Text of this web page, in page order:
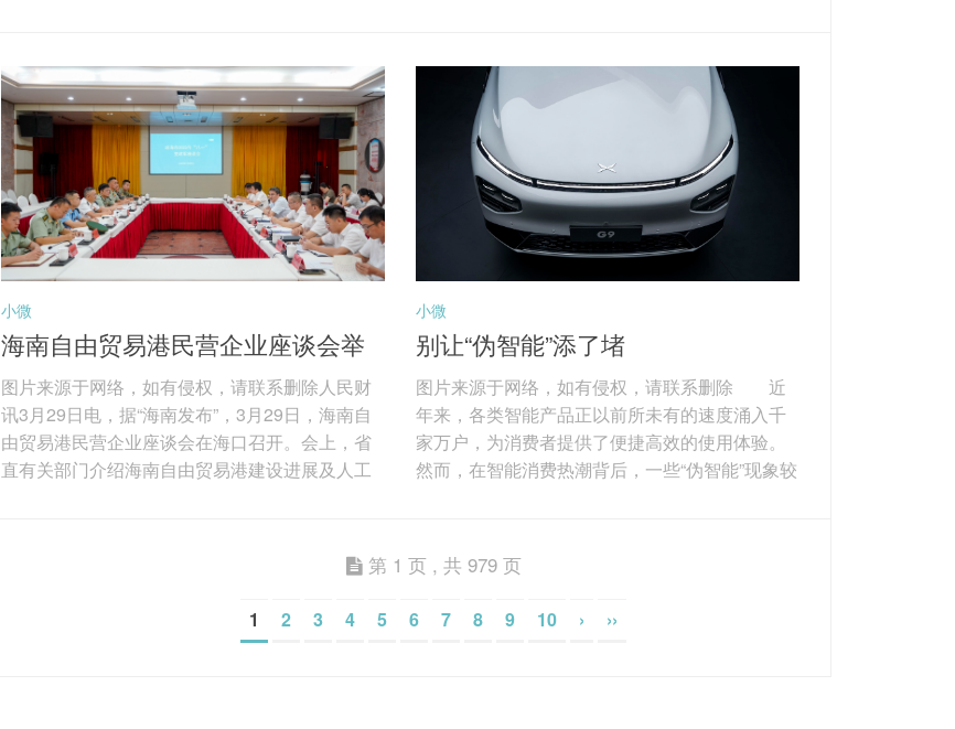
联系删除 AEC指出，随着国际论坛聚焦非洲能源
未来，非洲机构正推动本土专业人士深度参与议
程制定。非洲能源界多次强调，非洲必须主导自
身资源决策，在投资、融资与行业治理中掌握更
大话语权。 非洲本土机构长期致力于完善财税、
许...
特种电缆、电力电缆、电气装备用电缆、裸导线
及线束等。其中，公司的特种电缆，可分为航空
航天及融合装备用电缆、数据通信电缆、机器人
电缆等。图片来源于网络，如有侵权，请联系删
除 分产品来看...
小微
海南自由贸易港民营企业座谈会举
行
图片来源于网络，如有侵权，请联系删除人民财
讯3月29日电，据“海南发布”，3月29日，海南自
由贸易港民营企业座谈会在海口召开。会上，省
直有关部门介绍海南自由贸易港建设进展及人工
集团、东超科技、华大基因、商汤科技等15家民
营企业代表参会，围绕强化场景牵引、深化生态
业提质增效等深入交流。 海南省委书记冯飞在座
小微
别让“伪智能”添了堵
图片来源于网络，如有侵权，请联系删除 近
年来，各类智能产品正以前所未有的速度涌入千
家万户，为消费者提供了便捷高效的使用体验。
然而，在智能消费热潮背后，一些“伪智能”现象较
能看视频的屏幕；宣称拥有先进路径规划能力的
智能扫地机器人，实际使用中却经常“原地转
缺乏专业的维修人员和统一的服务标准，一旦出
第 1 页 , 共 979 页
1 2 3 4 5 6 7 8 9 10 › ››